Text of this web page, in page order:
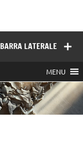
BARRA LATERALE
MENU